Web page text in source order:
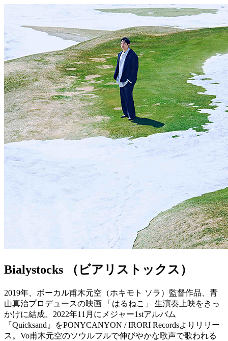
Bialystocks （ビアリストックス）
2019年、ボーカル甫木元空（ホキモト ソラ）監督作品、青
山真治プロデュースの映画 「はるねこ」 生演奏上映をきっ
かけに結成。2022年11月にメジャー1stアルバム
『Quicksand』をPONYCANYON / IRORI Recordsよりリリー
ス。Vo甫木元空のソウルフルで伸びやかな歌声で歌われる